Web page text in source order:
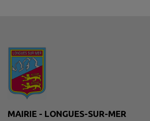
MAIRIE - LONGUES-SUR-MER